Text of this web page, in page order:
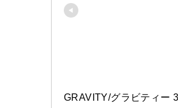
GRAVITY/グラビティー